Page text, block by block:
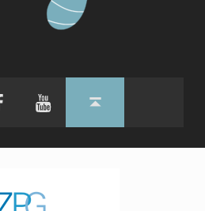
FacebookYouTubeBack to top ↑